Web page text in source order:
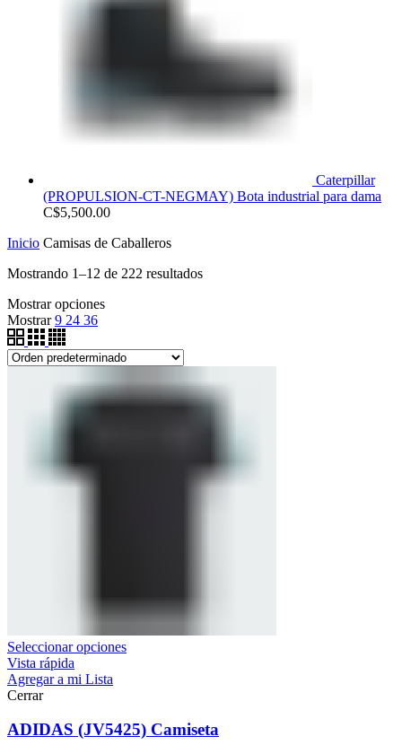
Caterpillar
(PROPULSION-CT-NEGMAY) Bota industrial para dama
C$5,500.00
Inicio Camisas de Caballeros
Mostrando 1–12 de 222 resultados
Mostrar opciones
Mostrar 9 24 36
Seleccionar opciones
Vista rápida
Agregar a mi Lista
Cerrar
ADIDAS (JV5425) Camiseta